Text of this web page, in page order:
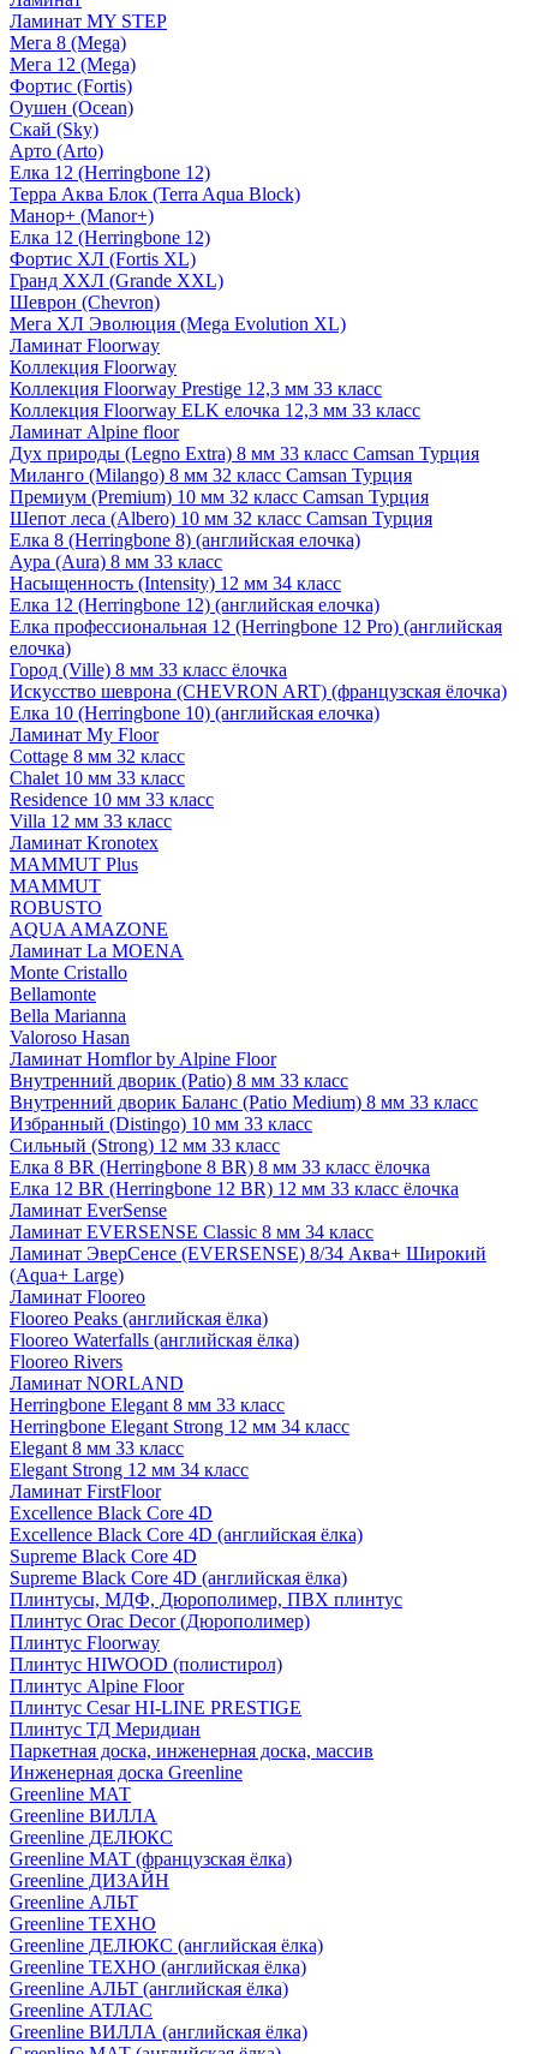
Ламинат MY STEP
Мега 8 (Mega)
Мега 12 (Mega)
Фортис (Fortis)
Оушен (Ocean)
Скай (Sky)
Арто (Arto)
Елка 12 (Herringbone 12)
Терра Аква Блок (Terra Aqua Block)
Манор+ (Manor+)
Елка 12 (Herringbone 12)
Фортис ХЛ (Fortis XL)
Гранд ХХЛ (Grande XXL)
Шеврон (Chevron)
Мега ХЛ Эволюция (Mega Evolution XL)
Ламинат Floorway
Коллекция Floorway
Коллекция Floorway Prestige 12,3 мм 33 класс
Коллекция Floorway ELK елочка 12,3 мм 33 класс
Ламинат Alpine floor
Дух природы (Legno Extra) 8 мм 33 класс Camsan Турция
Миланго (Milango) 8 мм 32 класс Camsan Турция
Премиум (Premium) 10 мм 32 класс Camsan Турция
Шепот леса (Albero) 10 мм 32 класс Camsan Турция
Елка 8 (Herringbone 8) (английская елочка)
Аура (Aura) 8 мм 33 класс
Насыщенность (Intensity) 12 мм 34 класс
Елка 12 (Herringbone 12) (английская елочка)
Елка профессиональная 12 (Herringbone 12 Pro) (английская
елочка)
Город (Ville) 8 мм 33 класс ёлочка
Искусство шеврона (CHEVRON ART) (французская ёлочка)
Елка 10 (Herringbone 10) (английская елочка)
Ламинат My Floor
Cottage 8 мм 32 класс
Chalet 10 мм 33 класс
Residence 10 мм 33 класс
Villa 12 мм 33 класс
Ламинат Kronotex
MAMMUT Plus
MAMMUT
ROBUSTO
AQUA AMAZONE
Ламинат La MOENA
Monte Cristallo
Bellamonte
Bella Marianna
Valoroso Hasan
Ламинат Homflor by Alpine Floor
Внутренний дворик (Patio) 8 мм 33 класс
Внутренний дворик Баланс (Patio Medium) 8 мм 33 класс
Избранный (Distingo) 10 мм 33 класс
Сильный (Strong) 12 мм 33 класс
Елка 8 BR (Herringbone 8 BR) 8 мм 33 класс ёлочка
Елка 12 BR (Herringbone 12 BR) 12 мм 33 класс ёлочка
Ламинат EverSense
Ламинат EVERSENSE Classic 8 мм 34 класс
Ламинат ЭверСенсе (EVERSENSE) 8/34 Аква+ Широкий
(Aqua+ Large)
Ламинат Flooreo
Flooreo Peaks (английская ёлка)
Flooreo Waterfalls (английская ёлка)
Flooreo Rivers
Ламинат NORLAND
Herringbone Elegant 8 мм 33 класс
Herringbone Elegant Strong 12 мм 34 класс
Elegant 8 мм 33 класс
Elegant Strong 12 мм 34 класс
Ламинат FirstFloor
Excellence Black Core 4D
Excellence Black Core 4D (английская ёлка)
Supreme Black Core 4D
Supreme Black Core 4D (английская ёлка)
Плинтусы, МДФ, Дюрополимер, ПВХ плинтус
Плинтус Orac Decor (Дюрополимер)
Плинтус Floorway
Плинтус HIWOOD (полистирол)
Плинтус Alpine Floor
Плинтус Cesar HI-LINE PRESTIGE
Плинтус ТД Меридиан
Паркетная доска, инженерная доска, массив
Инженерная доска Greenline
Greenline МАТ
Greenline ВИЛЛА
Greenline ДЕЛЮКС
Greenline МАТ (французская ёлка)
Greenline ДИЗАЙН
Greenline АЛЬТ
Greenline ТЕХНО
Greenline ДЕЛЮКС (английская ёлка)
Greenline ТЕХНО (английская ёлка)
Greenline АЛЬТ (английская ёлка)
Greenline АТЛАС
Greenline ВИЛЛА (английская ёлка)